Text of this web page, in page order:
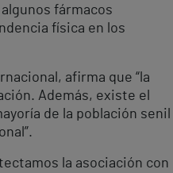
fármacos
física en los
afirma que “la
Además, existe el
de la población senil
la asociación con